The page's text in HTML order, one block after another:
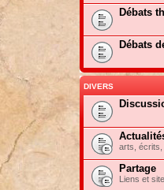
Débats
Débats
DIVERS
arts, écrits,
Partage
Liens et